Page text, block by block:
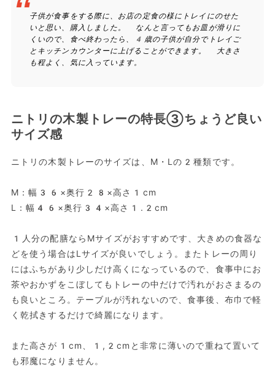
子供が食事をする際に、お店の定食の様にトレイにのせた
いと思い、購入しました。 なんと言ってもお皿が滑りに
くいので、食べ終わったら、4歳の子供が自分でトレイご
とキッチンカウンターに上げることができます。 大きさ
も程よく、気に入っています。
ニトリの木製トレーの特長③ちょうど良い
サイズ感
ニトリの木製トレーのサイズは、M・Lの2種類です。
M：幅36×奥行28×高さ1cm
L：幅46×奥行34×高さ1.2cm
1人分の配膳ならMサイズがおすすめです、大きめの食器な
どを使う場合はLサイズが良いでしょう。またトレーの周り
にはふちがあり少しだけ高くになっているので、食事中にお
茶やおかずをこぼしてもトレーの中だけで汚れがおさまるの
も良いところ。テーブルが汚れないので、食事後、布巾で軽
く乾拭きするだけで綺麗になります。
また高さが1cm、1,2cmと非常に薄いので重ねて置いて
も邪魔になりません。